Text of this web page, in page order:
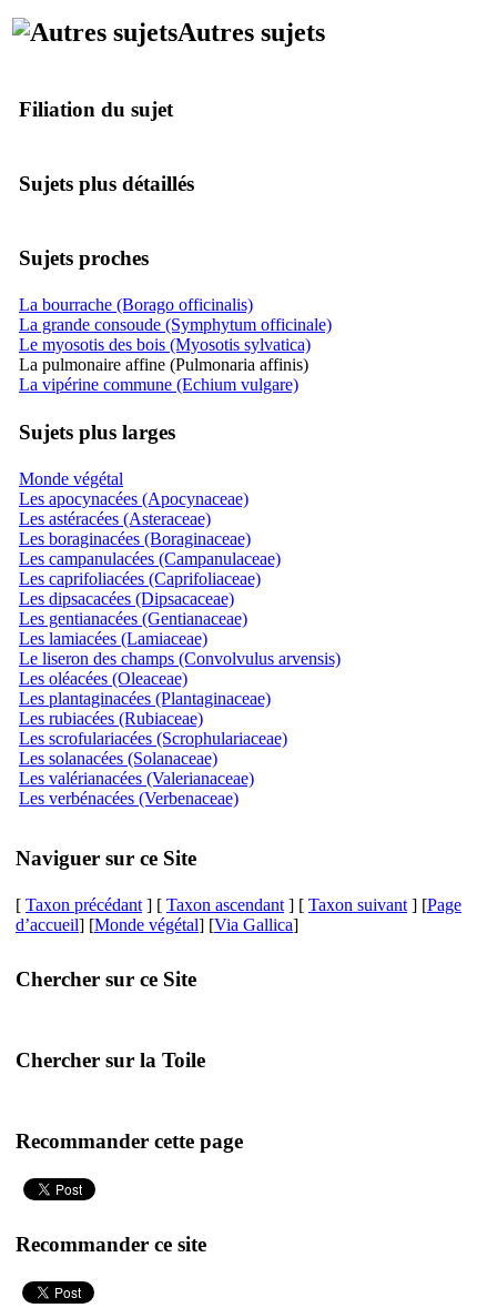
Autres sujets
Filiation du sujet
Sujets plus détaillés
Sujets proches
La bourrache (Borago officinalis)
La grande consoude (Symphytum officinale)
Le myosotis des bois (Myosotis sylvatica)
La pulmonaire affine (Pulmonaria affinis)
La vipérine commune (Echium vulgare)
Sujets plus larges
Monde végétal
Les apocynacées (Apocynaceae)
Les astéracées (Asteraceae)
Les boraginacées (Boraginaceae)
Les campanulacées (Campanulaceae)
Les caprifoliacées (Caprifoliaceae)
Les dipsacacées (Dipsacaceae)
Les gentianacées (Gentianaceae)
Les lamiacées (Lamiaceae)
Le liseron des champs (Convolvulus arvensis)
Les oléacées (Oleaceae)
Les plantaginacées (Plantaginaceae)
Les rubiacées (Rubiaceae)
Les scrofulariacées (Scrophulariaceae)
Les solanacées (Solanaceae)
Les valérianacées (Valerianaceae)
Les verbénacées (Verbenaceae)
Naviguer sur ce Site
[ Taxon précédant ] [ Taxon ascendant ] [ Taxon suivant ] [Page
d’accueil] [Monde végétal] [Via Gallica]
Chercher sur ce Site
Chercher sur la Toile
Recommander cette page
Recommander ce site